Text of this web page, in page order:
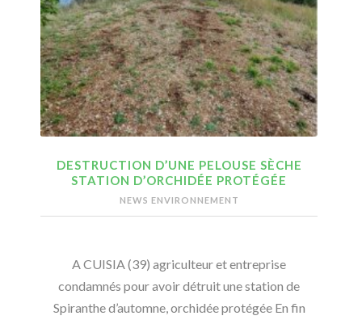
DESTRUCTION D’UNE PELOUSE SÈCHE
STATION D’ORCHIDÉE PROTÉGÉE
NEWS ENVIRONNEMENT
A CUISIA (39) agriculteur et entreprise
condamnés pour avoir détruit une station de
Spiranthe d’automne, orchidée protégée En fin